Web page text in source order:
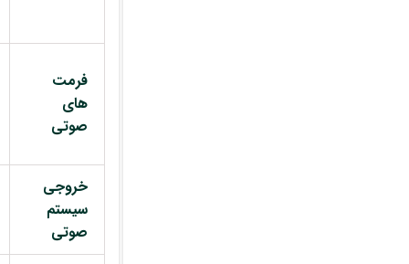
فرمت
های
صوتی
خروجی
سیستم
صوتی